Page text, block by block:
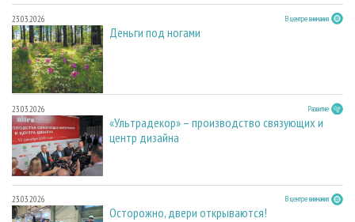
23.03.2026 В центре внимания
Деньги под ногами
23.03.2026 Развитие
«Ультрадекор» – производство связующих и
центр дизайна
23.03.2026 В центре внимания
Осторожно, двери открываются!